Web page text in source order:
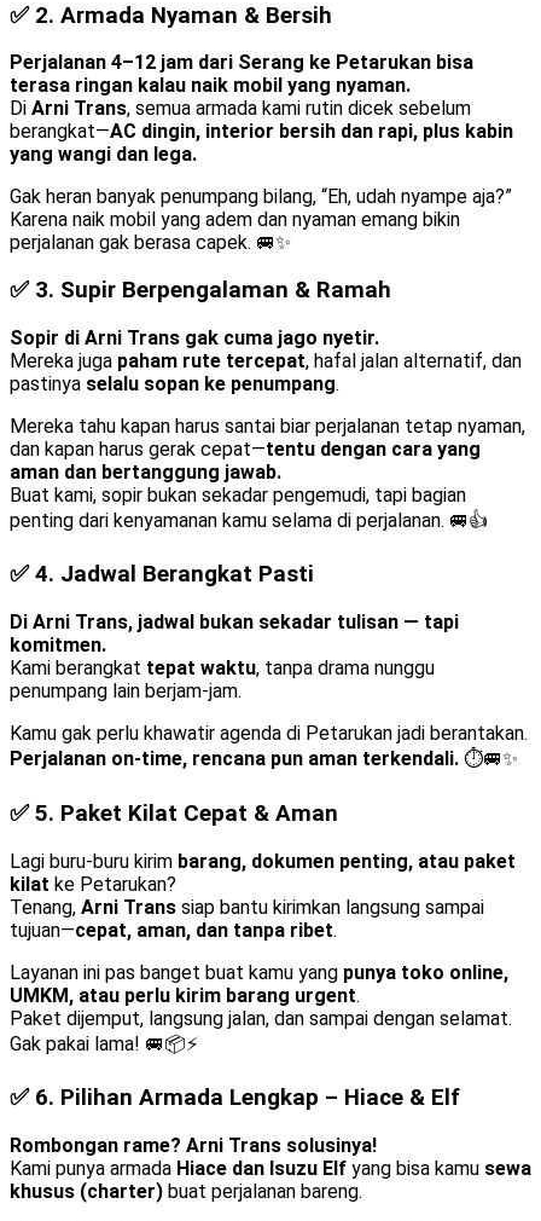
✅ 2. Armada Nyaman & Bersih
Perjalanan 4–12 jam dari Serang ke Petarukan bisa
terasa ringan kalau naik mobil yang nyaman.
Di Arni Trans, semua armada kami rutin dicek sebelum
berangkat—AC dingin, interior bersih dan rapi, plus kabin
yang wangi dan lega.
Gak heran banyak penumpang bilang, “Eh, udah nyampe aja?”
Karena naik mobil yang adem dan nyaman emang bikin
perjalanan gak berasa capek. 🚐✨
✅ 3. Supir Berpengalaman & Ramah
Sopir di Arni Trans gak cuma jago nyetir.
Mereka juga paham rute tercepat, hafal jalan alternatif, dan
pastinya selalu sopan ke penumpang.
Mereka tahu kapan harus santai biar perjalanan tetap nyaman,
dan kapan harus gerak cepat—tentu dengan cara yang
aman dan bertanggung jawab.
Buat kami, sopir bukan sekadar pengemudi, tapi bagian
penting dari kenyamanan kamu selama di perjalanan. 🚐👍
✅ 4. Jadwal Berangkat Pasti
Di Arni Trans, jadwal bukan sekadar tulisan — tapi
komitmen.
Kami berangkat tepat waktu, tanpa drama nunggu
penumpang lain berjam-jam.
Kamu gak perlu khawatir agenda di Petarukan jadi berantakan.
Perjalanan on-time, rencana pun aman terkendali. ⏱️🚐✨
✅ 5. Paket Kilat Cepat & Aman
Lagi buru-buru kirim barang, dokumen penting, atau paket
kilat ke Petarukan?
Tenang, Arni Trans siap bantu kirimkan langsung sampai
tujuan—cepat, aman, dan tanpa ribet.
Layanan ini pas banget buat kamu yang punya toko online,
UMKM, atau perlu kirim barang urgent.
Paket dijemput, langsung jalan, dan sampai dengan selamat.
Gak pakai lama! 🚐📦⚡
✅ 6. Pilihan Armada Lengkap – Hiace & Elf
Rombongan rame? Arni Trans solusinya!
Kami punya armada Hiace dan Isuzu Elf yang bisa kamu sewa
khusus (charter) buat perjalanan bareng.